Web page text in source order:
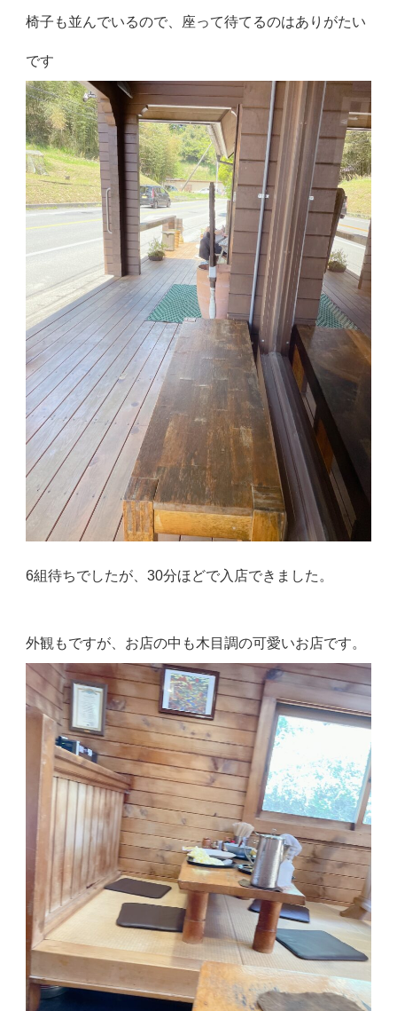
椅子も並んでいるので、座って待てるのはありがたい
です
6組待ちでしたが、30分ほどで入店できました。
外観もですが、お店の中も木目調の可愛いお店です。